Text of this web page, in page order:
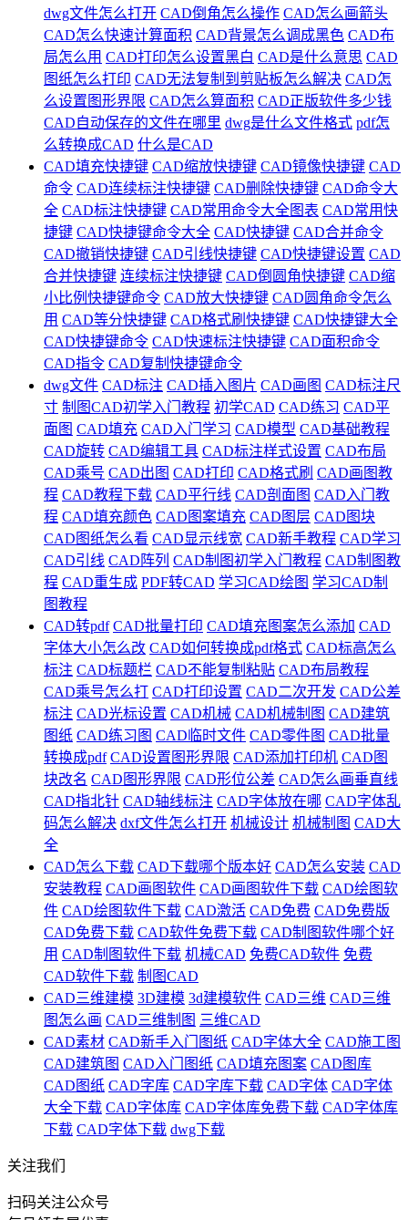
dwg文件怎么打开 CAD倒角怎么操作 CAD怎么画箭头
CAD怎么快速计算面积 CAD背景怎么调成黑色 CAD布
局怎么用 CAD打印怎么设置黑白 CAD是什么意思 CAD
图纸怎么打印 CAD无法复制到剪贴板怎么解决 CAD怎
么设置图形界限 CAD怎么算面积 CAD正版软件多少钱
CAD自动保存的文件在哪里 dwg是什么文件格式 pdf怎
么转换成CAD 什么是CAD
CAD填充快捷键 CAD缩放快捷键 CAD镜像快捷键 CAD
命令 CAD连续标注快捷键 CAD删除快捷键 CAD命令大
全 CAD标注快捷键 CAD常用命令大全图表 CAD常用快
捷键 CAD快捷键命令大全 CAD快捷键 CAD合并命令
CAD撤销快捷键 CAD引线快捷键 CAD快捷键设置 CAD
合并快捷键 连续标注快捷键 CAD倒圆角快捷键 CAD缩
小比例快捷键命令 CAD放大快捷键 CAD圆角命令怎么
用 CAD等分快捷键 CAD格式刷快捷键 CAD快捷键大全
CAD快捷键命令 CAD快速标注快捷键 CAD面积命令
CAD指令 CAD复制快捷键命令
dwg文件 CAD标注 CAD插入图片 CAD画图 CAD标注尺
寸 制图CAD初学入门教程 初学CAD CAD练习 CAD平
面图 CAD填充 CAD入门学习 CAD模型 CAD基础教程
CAD旋转 CAD编辑工具 CAD标注样式设置 CAD布局
CAD乘号 CAD出图 CAD打印 CAD格式刷 CAD画图教
程 CAD教程下载 CAD平行线 CAD剖面图 CAD入门教
程 CAD填充颜色 CAD图案填充 CAD图层 CAD图块
CAD图纸怎么看 CAD显示线宽 CAD新手教程 CAD学习
CAD引线 CAD阵列 CAD制图初学入门教程 CAD制图教
程 CAD重生成 PDF转CAD 学习CAD绘图 学习CAD制
图教程
CAD转pdf CAD批量打印 CAD填充图案怎么添加 CAD
字体大小怎么改 CAD如何转换成pdf格式 CAD标高怎么
标注 CAD标题栏 CAD不能复制粘贴 CAD布局教程
CAD乘号怎么打 CAD打印设置 CAD二次开发 CAD公差
标注 CAD光标设置 CAD机械 CAD机械制图 CAD建筑
图纸 CAD练习图 CAD临时文件 CAD零件图 CAD批量
转换成pdf CAD设置图形界限 CAD添加打印机 CAD图
块改名 CAD图形界限 CAD形位公差 CAD怎么画垂直线
CAD指北针 CAD轴线标注 CAD字体放在哪 CAD字体乱
码怎么解决 dxf文件怎么打开 机械设计 机械制图 CAD大
全
CAD怎么下载 CAD下载哪个版本好 CAD怎么安装 CAD
安装教程 CAD画图软件 CAD画图软件下载 CAD绘图软
件 CAD绘图软件下载 CAD激活 CAD免费 CAD免费版
CAD免费下载 CAD软件免费下载 CAD制图软件哪个好
用 CAD制图软件下载 机械CAD 免费CAD软件 免费
CAD软件下载 制图CAD
CAD三维建模 3D建模 3d建模软件 CAD三维 CAD三维
图怎么画 CAD三维制图 三维CAD
CAD素材 CAD新手入门图纸 CAD字体大全 CAD施工图
CAD建筑图 CAD入门图纸 CAD填充图案 CAD图库
CAD图纸 CAD字库 CAD字库下载 CAD字体 CAD字体
大全下载 CAD字体库 CAD字体库免费下载 CAD字体库
下载 CAD字体下载 dwg下载
关注我们
扫码关注公众号